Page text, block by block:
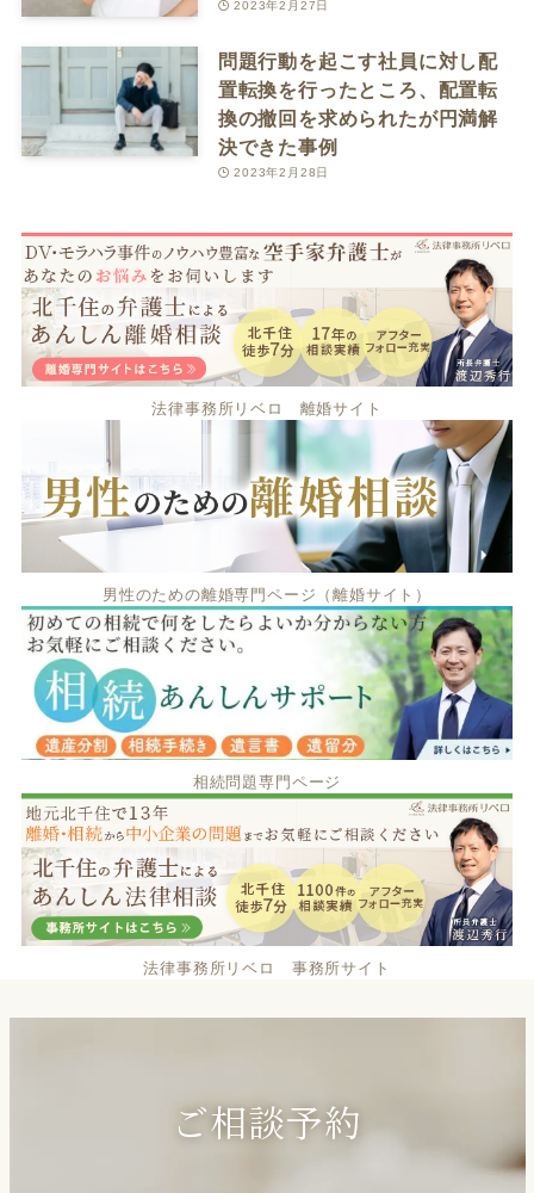
2023年2月27日
問題行動を起こす社員に対し配
置転換を行ったところ、配置転
換の撤回を求められたが円満解
決できた事例
2023年2月28日
法律事務所リベロ 離婚サイト
男性のための離婚専門ページ（離婚サイト）
相続問題専門ページ
法律事務所リベロ 事務所サイト
ご相談予約